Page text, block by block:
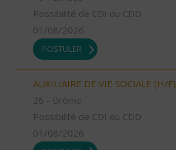
Possibilité de CDI ou CDD
01/08/2026
POSTULER
AUXILIAIRE DE VIE SOCIALE (H/F)
26 - Drôme
Possibilité de CDI ou CDD
01/08/2026